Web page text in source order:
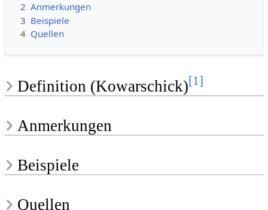
2 Anmerkungen
3 Beispiele
4 Quellen
Definition (Kowarschick)[1]
Anmerkungen
Beispiele
Quellen